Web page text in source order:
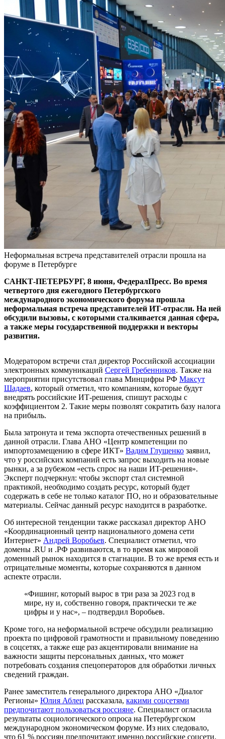
Неформальная встреча представителей отрасли прошла на
форуме в Петербурге
САНКТ-ПЕТЕРБУРГ, 8 июня, ФедералПресс. Во время
четвертого дня ежегодного Петербургского
международного экономического форума прошла
неформальная встреча представителей ИТ-отрасли. На ней
обсудили вызовы, с которыми сталкивается данная сфера,
а также меры государственной поддержки и векторы
развития.
Модератором встречи стал директор Российской ассоциации
электронных коммуникаций Сергей Гребенников. Также на
мероприятии присутствовал глава Минцифры РФ Максут
Шадаев, который отметил, что компаниям, которые будут
внедрять российские ИТ-решения, спишут расходы с
коэффициентом 2. Такие меры позволят сократить базу налога
на прибыль.
Была затронута и тема экспорта отечественных решений в
данной отрасли. Глава АНО «Центр компетенции по
импортозамещению в сфере ИКТ» Вадим Глущенко заявил,
что у российских компаний есть запрос выходить на новые
рынки, а за рубежом «есть спрос на наши ИT-решения».
Эксперт подчеркнул: чтобы экспорт стал системной
практикой, необходимо создать ресурс, который будет
содержать в себе не только каталог ПО, но и образовательные
материалы. Сейчас данный ресурс находится в разработке.
Об интересной тенденции также рассказал директор АНО
«Координационный центр национального домена сети
Интернет» Андрей Воробьев. Специалист отметил, что
домены .RU и .РФ развиваются, в то время как мировой
доменный рынок находится в стагнации. В то же время есть и
отрицательные моменты, которые сохраняются в данном
аспекте отрасли.
«Фишинг, который вырос в три раза за 2023 год в
мире, ну и, собственно говоря, практически те же
цифры и у нас», – подтвердил Воробьев.
Кроме того, на неформальной встрече обсудили реализацию
проекта по цифровой грамотности и правильному поведению
в соцсетях, а также еще раз акцентировали внимание на
важности защиты персональных данных, что может
потребовать создания спецоператоров для обработки личных
сведений граждан.
Ранее заместитель генерального директора АНО «Диалог
Регионы» Юлия Аблец рассказала, какими соцсетями
предпочитают пользоваться россияне. Специалист огласила
результаты социологического опроса на Петербургском
международном экономическом форуме. Из них следовало,
что 61 % россиян предпочитают именно российские соцсети,